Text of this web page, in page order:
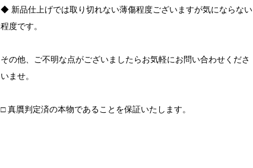
◆ 新品仕上げでは取り切れない薄傷程度ございますが気にならない
程度です。
その他、ご不明な点がございましたらお気軽にお問い合わせくださ
いませ。
□ 真贋判定済の本物であることを保証いたします。